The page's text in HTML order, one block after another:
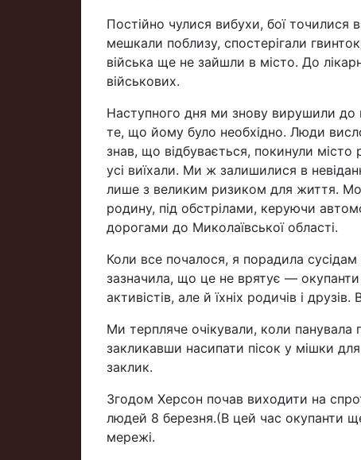
Постійно чулися вибухи, бої
мешкали поблизу, спостерігали
війська ще не зайшли в місто. До
військових.
Наступного дня ми знову вирушили до
те, що йому було необхідно. Люди
знав, що відбувається, покинули місто
усі виїхали. Ми ж залишилися в
лише з великим ризиком для життя.
родину, під обстрілами, керуючи
дорогами до Миколаївської області.
Коли все почалося, я порадила сусідам
зазначила, що це не врятує —
активістів, але й їхніх родичів і
Ми терпляче очікували, коли панувала
закликавши насипати пісок у мішки
заклик.
Згодом Херсон почав виходити на
людей 8 березня.(В цей час окупанти
мережі.